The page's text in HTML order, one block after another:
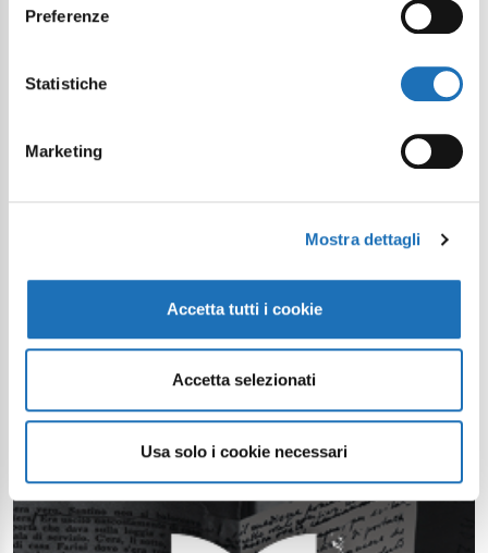
Preferenze
Statistiche
Marketing
Mostra dettagli
Accetta tutti i cookie
Accetta selezionati
Usa solo i cookie necessari